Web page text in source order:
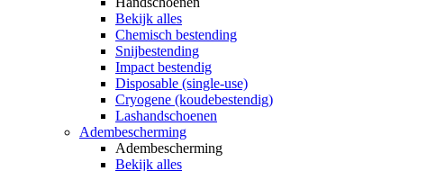
Bekijk alles
Chemisch bestending
Snijbestending
Impact bestendig
Disposable (single-use)
Cryogene (koudebestendig)
Lashandschoenen
Adembescherming
Adembescherming
Bekijk alles